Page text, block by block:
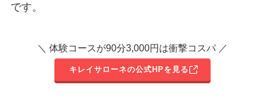
です。
＼ 体験コースが90分3,000円は衝撃コスパ ／
キレイサローネの公式HPを見る